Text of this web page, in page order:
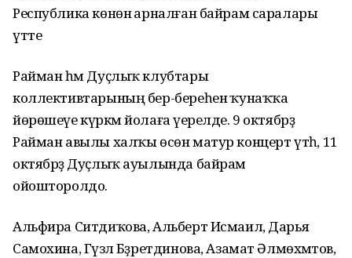
Республика көнөнә арналған байрам саралары
үтте
Райман һәм Дуҫлыҡ клубтары
коллективтарының бер-береһенә ҡунаҡҡа
йөрөшеүе күркәм йолаға әүерелде. 9 октябрҙә
Райман авылы халҡы өсөн матур концерт үтһә, 11
октябрҙә Дуҫлыҡ ауылында байрам
ойошторолдо.
Альфира Ситдиҡова, Альберт Исмаил, Дарья
Самохина, Гүзәл Бәҙретдинова, Азамат Әлмөхәмәтов,